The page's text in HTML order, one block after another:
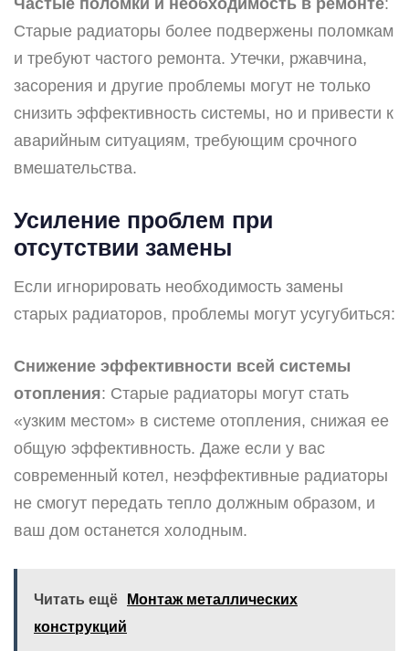
Частые поломки и необходимость в ремонте:
Старые радиаторы более подвержены поломкам
и требуют частого ремонта. Утечки, ржавчина,
засорения и другие проблемы могут не только
снизить эффективность системы, но и привести к
аварийным ситуациям, требующим срочного
вмешательства.
Усиление проблем при
отсутствии замены
Если игнорировать необходимость замены
старых радиаторов, проблемы могут усугубиться:
Снижение эффективности всей системы
отопления: Старые радиаторы могут стать
«узким местом» в системе отопления, снижая ее
общую эффективность. Даже если у вас
современный котел, неэффективные радиаторы
не смогут передать тепло должным образом, и
ваш дом останется холодным.
Читать ещё
Монтаж металлических
конструкций